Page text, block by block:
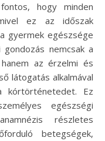
hogy minden
ez az időszak
gyermek egészsége
nemcsak a
az érzelmi és
látogatás alkalmával
kórtörténetedet. Ez
egészségi
részletes
betegségek,